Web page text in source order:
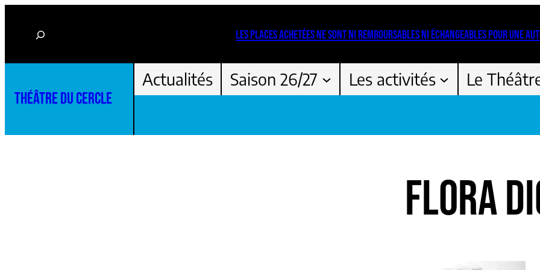
Rechercher LES PLACES ACHETÉES NE SONT NI REMBOURSABLES NI ÉCHANGEABLES POUR UNE
THÉÂTRE DU CERCLE
Actualités Saison 26/27 Les activités Le
FLORA